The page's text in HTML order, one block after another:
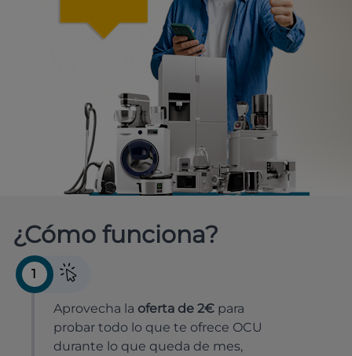
¿Cómo funciona?
1
Aprovecha la oferta de 2€ para
probar todo lo que te ofrece OCU
durante lo que queda de mes,